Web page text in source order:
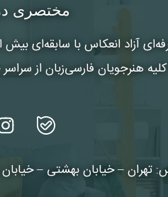
مختصری
آزاد انعکاس
هنرجویان فارسی‌زبان از
تهران – خیابان بهشتی – خیابان